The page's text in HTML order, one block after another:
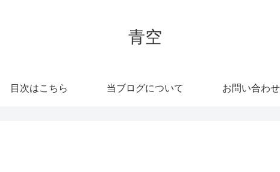
青空
目次はこちら 当ブログについて お問い合わせ